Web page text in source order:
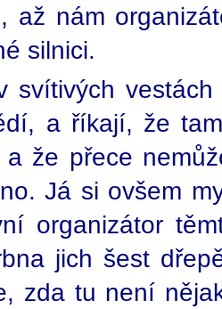
až nám
silnici.
svítivých
a říkají, že
a že přece
Já si ovšem
organizátor
jich šest
zda tu není